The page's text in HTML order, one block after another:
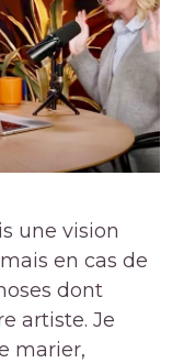
une vision
en cas de
dont
artiste. Je
marier,